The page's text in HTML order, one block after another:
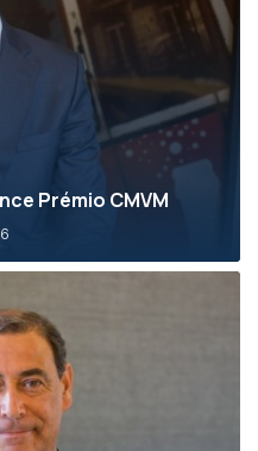
Prémio CMVM